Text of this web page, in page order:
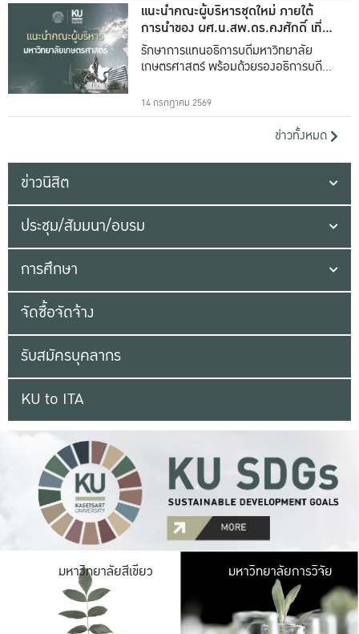
แนะนำคณะผู้บริหารชุดใหม่ ภายใต้
การนำของ ผศ.น.สพ.ดร.คงศักดิ์ เที่ยง
ธรรม
รักษาการแทนอธิการบดีมหาวิทยาลัย
เกษตรศาสตร์ พร้อมด้วยรองอธิการบดีทั้ง
14 กรกฎาคม 2569
ข่าวทั้งหมด
ข่าวนิสิต
ประชุม/สัมมนา/อบรม
การศึกษา
จัดซื้อจัดจ้าง
รับสมัครบุคลากร
KU to ITA
มหาวิทยาลัยสีเขียว มหาวิ
มีพื้นที่เขียวสดใส
เป็นป่าในเมือง เกษต
มหาวิทยาลัยการวิจัย